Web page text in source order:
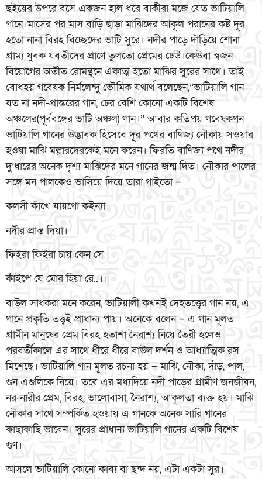
ছইয়ের উপরে বসে একজন হাল ধরে বাকীরা মজে যেত ভাটিয়ালি
গানে।মাসের পর মাস বাড়ি ছাড়া মাঝিদের আকূল পরানের কষ্ট দূর
হতো নানা বিরহ বিচ্ছেদের ভাটি সুরে। নদীর পাড়ে দাঁড়িয়ে শোনা
গ্রাম্য যুবক যবতীদের প্রাণে তুলতো প্রেমের ঢেউ।কেউবা স্বজন
বিয়োগের অতীত রোমন্থনে একাত্ম হতো মাঝির সুরের সাথে। তাই
বোধহয় গবেষক নির্মলেন্দু ভৌমিক যথার্থ বলেছেন,”ভাটিয়ালি গান
যত না নদী-প্রান্তরের গান, ঢের বেশি কোনো একটি বিশেষ
অঞ্চলের(পূর্ববঙ্গের ভাটি অঞ্চল) গান।” আবার কতিপয় গবেষকগন
ভাটিয়ালি গানের উদ্ভাবক হিসেবে দূর পথের বাণিজ্য নৌকায় সওয়ার
হওয়া মাঝি মল্লারদেরকেই মনে করেন। ফিরতি বাণিজ্য পথে নদীর
দু’ধারের অনেক দৃশ্য মাঝিদের মনে গানের জন্ম দিত। নৌকার পালের
সঙ্গে মন পালকেও ভাসিয়ে দিয়ে তারা গাইতো –
কলসী কাঁখে যায়গো কইন্যা
নদীর প্রান্ত দিয়া।
ফিইরা ফিইরা চায় কেন সে
কাঁইপে যে মোর হিয়া রে..।।
বাউল সাধকরা মনে করেন, ভাটিয়ালী কখনই দেহতত্ত্বের গান নয়, এ
গানে প্রকৃতি তত্ত্বই প্রাধান্য পায়। অনেকে বলেন – এ গান মূলত
গ্রামীন মানুষের প্রেম বিরহ হতাশা নৈরাশ্য নিয়ে তৈরী হলেও
পরবর্তীকালে এর সাথে ধীরে ধীরে বাউল দর্শন ও আধ্যাত্মিক রস
মিশেছে। ভাটিয়ালি গান মূলত রচনা হয় – মাঝি, নৌকা, দাঁড়, পাল,
গুন এগুলিকে নিয়ে। তবে এর মধ্যদিয়ে নদী পাড়ের গ্রামীণ জনজীবন,
নর-নারীর প্রেম, বিরহ, ভালোবাসা, নৈরাশ্য, আকূলতা ব্যক্ত হয়। মাঝি
নৌকার সাথে সম্পর্কিত হওয়ায় এ গানকে অনেক সারি গানের
কাছাকাছি ভাবেন। সুরের প্রাধান্য ভাটিয়ালি গানের একটি বিশেষ
গুণ।
আসলে ভাটিয়ালি কোনো কাব্য বা ছন্দ নয়, এটা একটা সুর।